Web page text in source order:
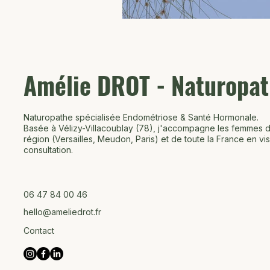
Amélie DROT -
Naturopathe spécialisée Endométriose & Santé Hormonale.
Basée à Vélizy-Villacoublay (78), j'accompagne les femmes
région (Versailles, Meudon, Paris) et de toute la France en
consultation.
06 47 84 00 46
hello@ameliedrot.fr
Contact